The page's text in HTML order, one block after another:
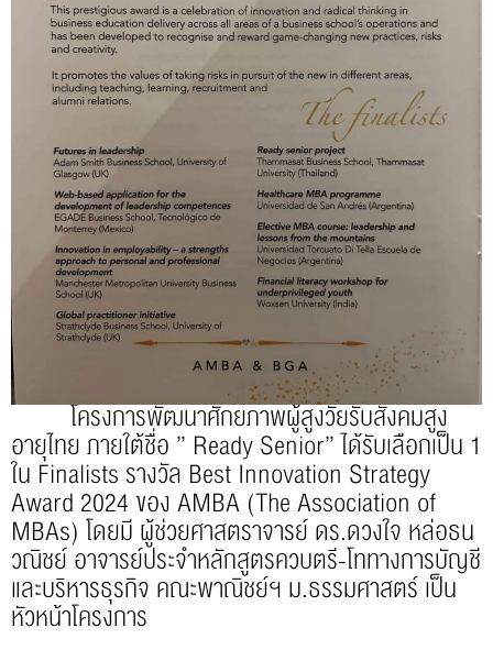
โครงการพัฒนาศักยภาพผู้สูงวัยรับสังคมสูง
อายุไทย ภายใต้ชื่อ ” Ready Senior” ได้รับเลือกเป็น 1
ใน Finalists รางวัล Best Innovation Strategy
Award 2024 ของ AMBA (The Association of
MBAs) โดยมี ผู้ช่วยศาสตราจารย์ ดร.ดวงใจ หล่อธน
วณิชย์ อาจารย์ประจำหลักสูตรควบตรี-โททางการบัญชี
และบริหารธุรกิจ คณะพาณิชย์ฯ ม.ธรรมศาสตร์ เป็น
หัวหน้าโครงการ